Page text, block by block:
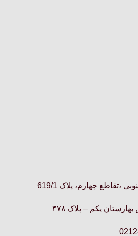
،تقاطع چهارم، پلاک 619/1
یکم – پلاک ۴۷۸